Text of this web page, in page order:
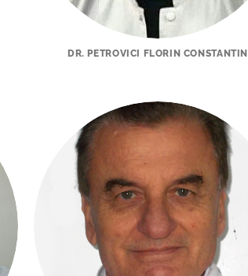
DR. PETROVICI FLORIN CONSTANTIN